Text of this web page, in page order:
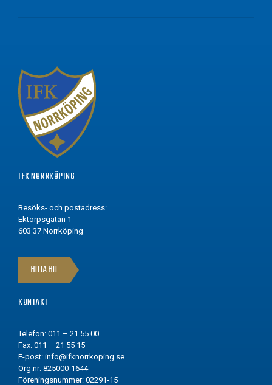
IFK NORRKÖPING
Besöks- och postadress:
Ektorpsgatan 1
603 37 Norrköping
HITTA HIT
KONTAKT
Telefon: 011 – 21 55 00
Fax: 011 – 21 55 15
E-post: info@ifknorrkoping.se
Org.nr: 825000-1644
Föreningsnummer: 02291-15